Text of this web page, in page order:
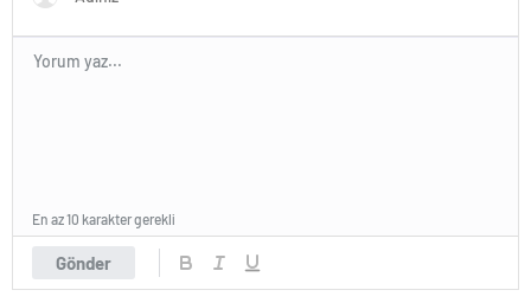
Gönder
En az 10 karakter gerekli